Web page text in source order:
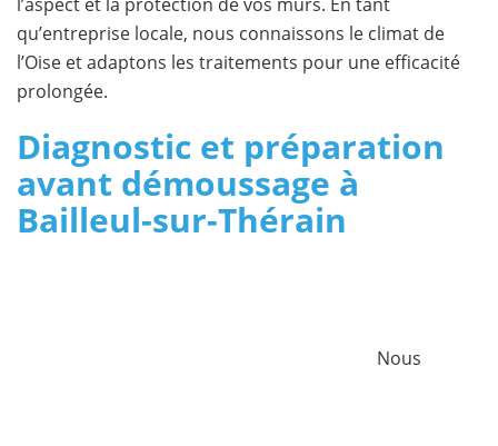
qu’entreprise locale, nous connaissons le climat de
l’Oise et adaptons les traitements pour une efficacité
prolongée.
Diagnostic et préparation
avant démoussage à
Bailleul-sur-Thérain
Nous